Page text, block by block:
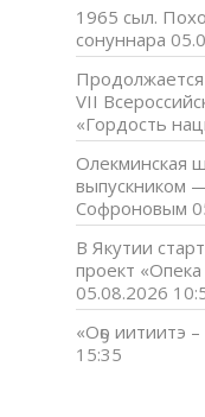
1965 сыл.
сонуннара
Продолжается
VII
«Гордость
Олекминская
выпускником
Софроновым
В Якутии
проект
05.08.2026
«Оҕо иитиитэ
15:35